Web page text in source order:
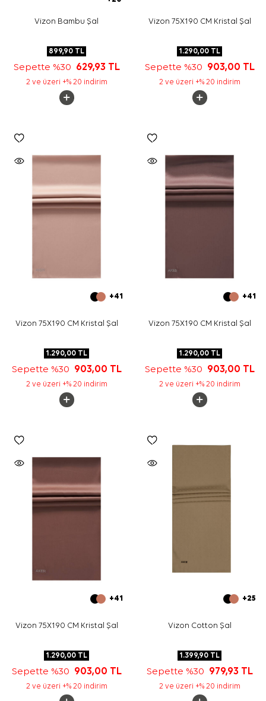
Vizon Bambu Şal
899,90 TL
Sepette %30 629,93 TL
2 ve üzeri +% 20 indirim
Vizon 75X190 CM Kristal Şal
1.290,00 TL
Sepette %30 903,00 TL
2 ve üzeri +% 20 indirim
+41
Vizon 75X190 CM Kristal Şal
1.290,00 TL
Sepette %30 903,00 TL
2 ve üzeri +% 20 indirim
+41
Vizon 75X190 CM Kristal Şal
1.290,00 TL
Sepette %30 903,00 TL
2 ve üzeri +% 20 indirim
+41
Vizon 75X190 CM Kristal Şal
1.290,00 TL
Sepette %30 903,00 TL
2 ve üzeri +% 20 indirim
+25
Vizon Cotton Şal
1.399,90 TL
Sepette %30 979,93 TL
2 ve üzeri +% 20 indirim